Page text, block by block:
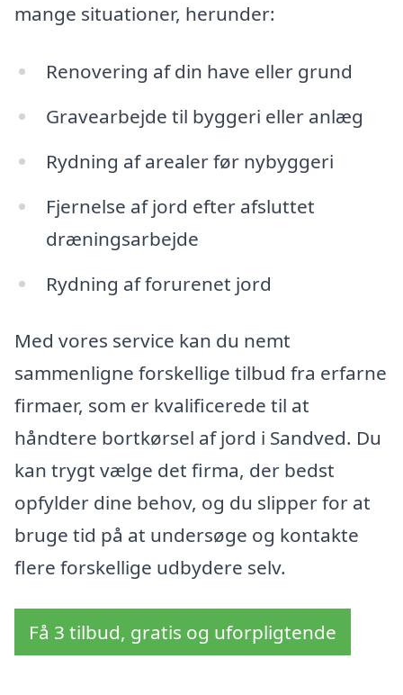
mange situationer, herunder:
Renovering af din have eller grund
Gravearbejde til byggeri eller anlæg
Rydning af arealer før nybyggeri
Fjernelse af jord efter afsluttet
dræningsarbejde
Rydning af forurenet jord
Med vores service kan du nemt
sammenligne forskellige tilbud fra erfarne
firmaer, som er kvalificerede til at
håndtere bortkørsel af jord i Sandved. Du
kan trygt vælge det firma, der bedst
opfylder dine behov, og du slipper for at
bruge tid på at undersøge og kontakte
flere forskellige udbydere selv.
Få 3 tilbud, gratis og uforpligtende